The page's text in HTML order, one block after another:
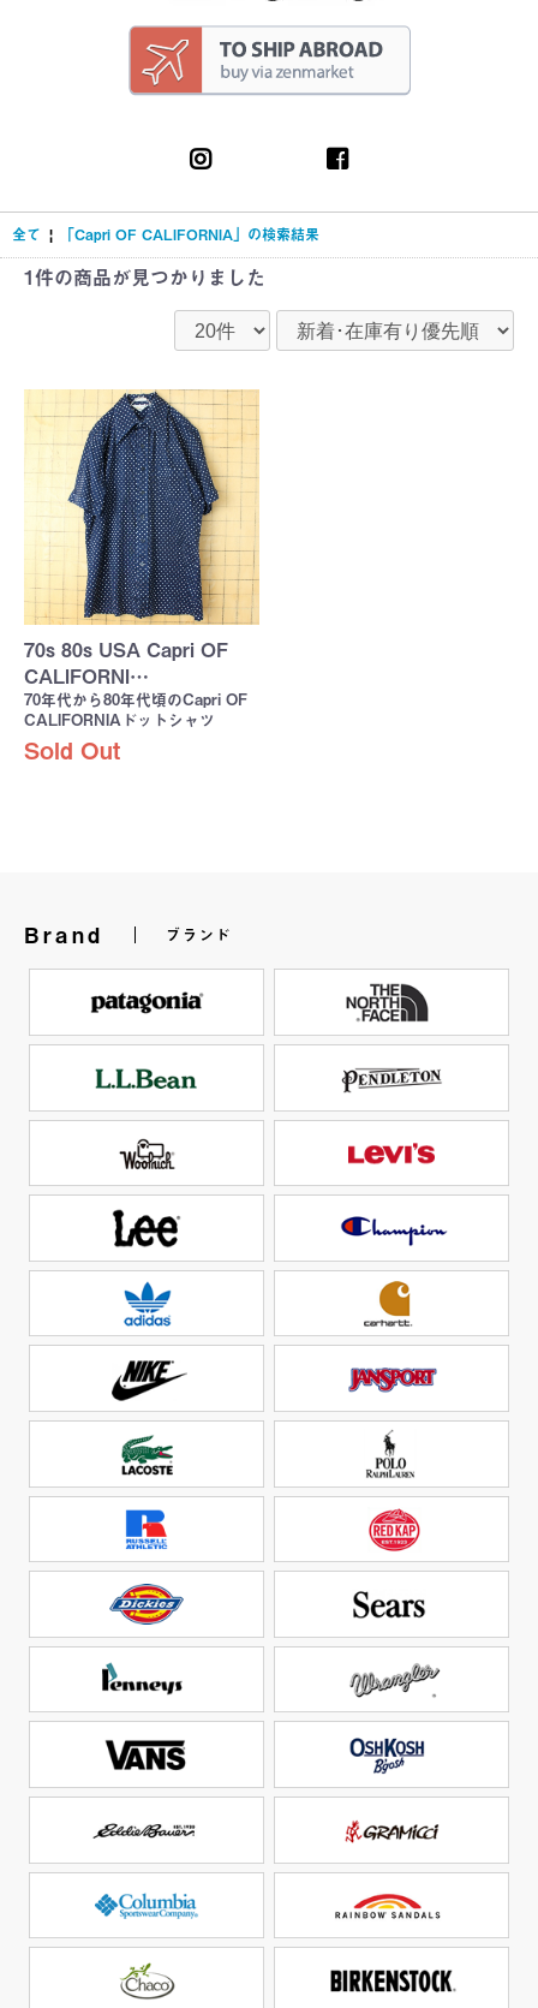
全て | 「Capri OF CALIFORNIA」の検索結果
1件の商品が見つかりました
70s 80s USA Capri OF
CALIFORNI…
70年代から80年代頃のCapri OF
CALIFORNIAドットシャツ
Sold Out
Brand ブランド